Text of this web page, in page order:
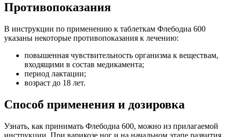
Противопоказания
В инструкции по применению к таблеткам Флебодиа 600
указаны некоторые противопоказания к лечению:
повышенная чувствительность организма к веществам,
входящими в состав медикамента;
период лактации;
возраст до 18 лет.
Способ применения и дозировка
Узнать, как принимать Флебодиа 600, можно из прилагаемой
инструкции. При варикозе ног и на начальном этапе развития